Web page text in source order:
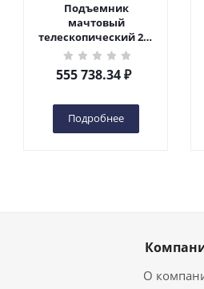
Подъемник
мачтовый
телескопический 200
кг 6 м TOR GTWY6-200S
DC 2-мачтовый
(автономный) (G) в
555 738.34₽
Подробнее
О